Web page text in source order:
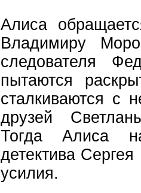
Алиса
Владимиру
следователя
пытаются
сталкиваются с
друзей
Тогда Алиса
детектива
усилия.